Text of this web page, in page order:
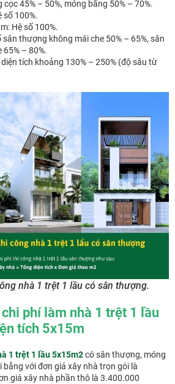
cọc 45% – 50%, móng băng 50% – 70%.
số 100%.
Hệ số 100%.
thượng không mái che 50% – 65%, sân
– 80%.
tích khoảng 130% – 250% (độ sâu từ
nhà 1 trệt 1 lầu có sân thượng.
phí làm nhà 1 trệt 1 lầu
tích 5x15m
1 trệt 1 lầu 5x15m2có sân thượng, móng
bằng với đơn giá xây nhà trọn gói là
giá xây nhà phần thô là 3.400.000